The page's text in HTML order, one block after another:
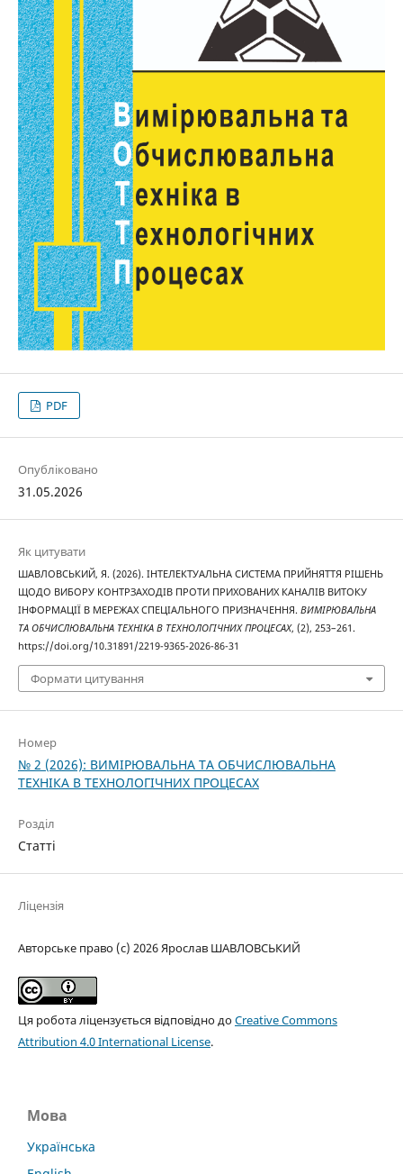
PDF
Опубліковано
31.05.2026
Як цитувати
ШАВЛОВСЬКИЙ, Я. (2026). ІНТЕЛЕКТУАЛЬНА СИСТЕМА ПРИЙНЯТТЯ РІШЕНЬ
ЩОДО ВИБОРУ КОНТРЗАХОДІВ ПРОТИ ПРИХОВАНИХ КАНАЛІВ ВИТОКУ
ІНФОРМАЦІЇ В МЕРЕЖАХ СПЕЦІАЛЬНОГО ПРИЗНАЧЕННЯ. ВИМІРЮВАЛЬНА
ТА ОБЧИСЛЮВАЛЬНА ТЕХНІКА В ТЕХНОЛОГІЧНИХ ПРОЦЕСАХ, (2), 253–261.
https://doi.org/10.31891/2219-9365-2026-86-31
Формати цитування
Номер
№ 2 (2026): ВИМІРЮВАЛЬНА ТА ОБЧИСЛЮВАЛЬНА
ТЕХНІКА В ТЕХНОЛОГІЧНИХ ПРОЦЕСАХ
Розділ
Статті
Ліцензія
Авторське право (c) 2026 Ярослав ШАВЛОВСЬКИЙ
Ця робота ліцензується відповідно доCreative Commons
Attribution 4.0 International License.
Мова
Українська